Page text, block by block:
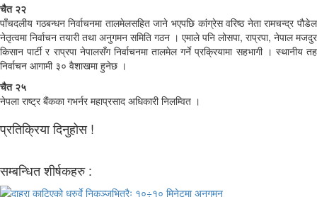
चैत २२
पाँचदलीय गठबन्धन निर्वाचनमा तालमेलसहित जाने भएपछि कांग्रेस वरिष्ठ नेता रामचन्द्र पौडेल
नेतृत्वमा निर्वाचन तयारी तथा अनुगमन समिति गठन । एमाले पनि लोसपा, राप्रपा, नेपाल मजदुर
किसान पार्टी र राप्रपा नेपालसँग निर्वाचनमा तालमेल गर्ने प्रक्रियामा सहभागी । स्थानीय तह
निर्वाचन आगामी ३० वैशाखमा हुनेछ ।
चैत २५
नेपला राष्ट्र बैंकका गभर्नर महाप्रसाद अधिकारी निलम्वित ।
प्रतिक्रिया दिनुहोस !
सम्बन्धित शीर्षकहरु :